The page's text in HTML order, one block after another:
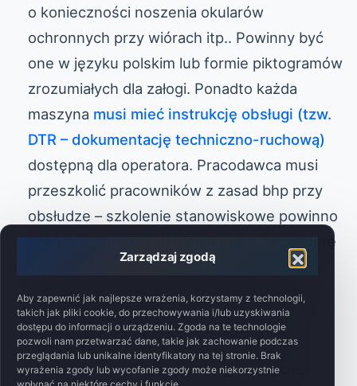
Zarządzaj zgodą
Aby zapewnić jak najlepsze wrażenia, korzystamy z technologii,
takich jak pliki cookie, do przechowywania i/lub uzyskiwania
dostępu do informacji o urządzeniu. Zgoda na te technologie
pozwoli nam przetwarzać dane, takie jak zachowanie podczas
przeglądania lub unikalne identyfikatory na tej stronie. Brak
wyrażenia zgody lub wycofanie zgody może niekorzystnie
o konieczności noszenia okularów
ochronnych przy wiórach itp.. Powinny być
one w języku polskim lub formie piktogramów
zrozumiałych dla załogi. Ponadto każda
maszyna musi mieć instrukcję obsługi (tzw.
DTR – dokumentację techniczno-ruchową)
dostępną dla operatora. Pracodawca musi
przeszkolić pracowników z zasad bhp przy
obsłudze – szkolenie stanowiskowe powinno
obejmować pokaz działania osłon, procedurę
zatrzymania awaryjnego, czynności przy
czyszczeniu i konserwacji itp.. Regularnie
należy też przypominać o zasadach (np.
zakaz pracy w luźnej odzieży, używania
rękawic przy obracającym się uchwycie,